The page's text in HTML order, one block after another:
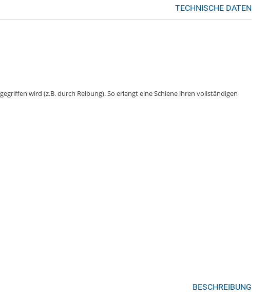
TECHNISCHE DATEN
wird (z.B. durch Reibung). So erlangt eine Schiene ihren vollständigen
BESCHREIBUNG